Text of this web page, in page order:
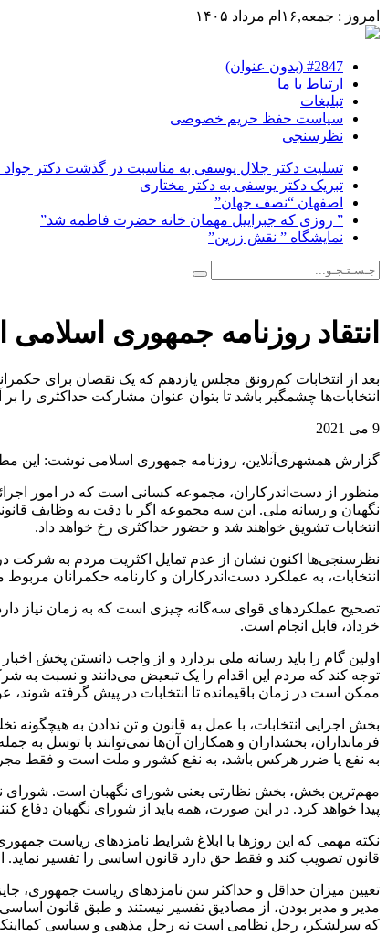
امروز : جمعه,۱۶ام مرداد ۱۴۰۵
#2847 (بدون عنوان)
ارتباط با ما
تبلیغات
سیاست حفظ حریم خصوصی
نظرسنجی
تسلیت دکتر جلال یوسفی به مناسبت در گذشت دکتر جواد
تبریک دکتر یوسفی به دکتر مختاری
اصفهان “نصف جهان”
” روزی که جبراییل مهمان خانه حضرت فاطمه شد”
نمایشگاه ” نقش زرین”
انتقاد روزنامه جمهوری
بعد از انتخابات کم‌رونق مجلس یازدهم که یک نقصان برای
انتخابات‌ها چشمگیر باشد تا بتوان عنوان مشارکت حداکثری را
9 می 2021
گزارش همشهری‌آنلاین، روزنامه جمهوری اسلامی نوشت: این
منظور از دست‌اندرکاران، مجموعه کسانی است که در امور
نگهبان و رسانه ملی. این سه مجموعه اگر با دقت به وظایف
انتخابات تشویق خواهند شد و حضور حداکثری رخ خواهد داد.
نظرسنجی‌ها اکنون نشان از عدم تمایل اکثریت مردم به شرکت
انتخابات، به عملکرد دست‌اندرکاران و کارنامه حکمرانان
خرداد، قابل انجام است.
اولین گام را باید رسانه ملی بردارد و از واجب دانستن پخش
توجه کند که مردم این اقدام را یک تبعیض می‌دانند و نسبت
ممکن است در زمان باقیمانده تا انتخابات در پیش گرفته
بخش اجرایی انتخابات، با عمل به قانون و تن ندادن به
فرمانداران، بخشداران و همکاران آن‌ها نمی‌توانند با توسل به
به نفع یا ضرر هرکس باشد، به نفع کشور و ملت است و فقط
مهم‌ترین بخش، بخش نظارتی یعنی شورای نگهبان است. شورای
پیدا خواهد کرد. در این صورت، همه باید از شورای نگهبان دفاع
نکته مهمی که این روزها با ابلاغ شرایط نامزدهای ریاست
قانون تصویب کند و فقط حق دارد قانون اساسی را تفسیر نماید. اصل ۹۸ قانون اساسی می‌گوید: «تفسیر قانون اساسی بعهده شورای نگهبان است که با تصویب سه چهارم آنان
تعیین میزان حداقل و حداکثر سن نامزدهای ریاست جمهوری،
مدیر و مدبر بودن، از مصادیق تفسیر نیستند و طبق قانون
که سرلشکر، رجل نظامی است نه رجل مذهبی و سیاسی کمااینکه